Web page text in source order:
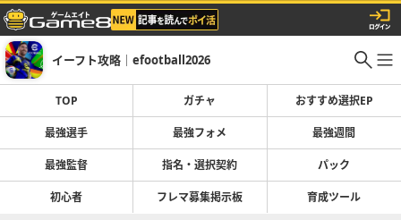
イーフト攻略｜efootball2026
TOP ガチャ おすすめ選択EP
最強選手 最強フォメ 最強週間
最強監督 指名・選択契約 パック
初心者 フレマ募集掲示板 育成ツール